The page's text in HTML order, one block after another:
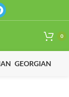
0
GEORGIAN